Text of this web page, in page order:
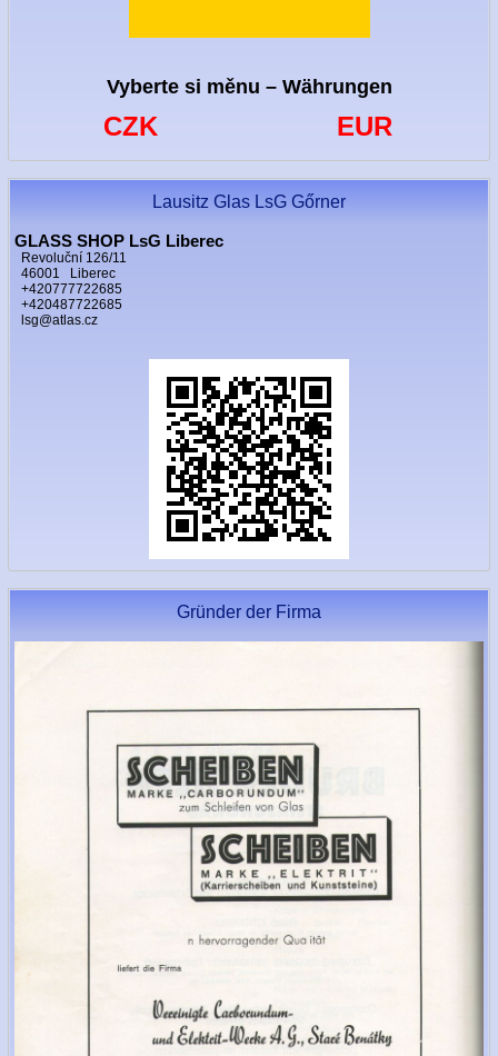
Vyberte si měnu – Währungen
CZK EUR
Lausitz Glas LsG Gőrner
GLASS SHOP LsG Liberec
Revoluční 126/11
46001 Liberec
+420777722685
+420487722685
lsg@atlas.cz
Gründer der Firma